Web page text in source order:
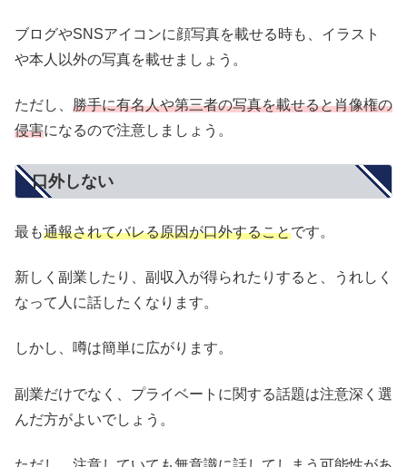
ブログやSNSアイコンに顔写真を載せる時も、イラスト
や本人以外の写真を載せましょう。
ただし、 勝手に有名人や第三者の写真を載せると肖像権の
侵害になるので注意しましょう。
口外しない
最も通報されてバレる原因が口外することです。
新しく副業したり、副収入が得られたりすると、うれしく
なって人に話したくなります。
しかし、噂は簡単に広がります。
副業だけでなく、プライベートに関する話題は注意深く選
んだ方がよいでしょう。